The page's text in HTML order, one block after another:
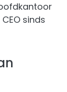
sinds